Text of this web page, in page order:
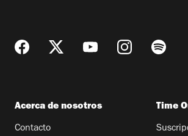
Acerca de nosotros
Contacto
Time